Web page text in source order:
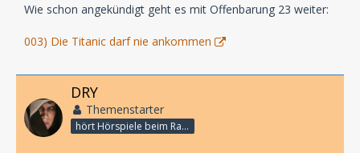
Wie schon angekündigt geht es mit Offenbarung 23 weiter:
003) Die Titanic darf nie ankommen
DRY
Themenstarter
hört Hörspiele beim Rasenmähen